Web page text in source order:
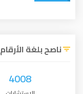
ناصح بلغة الأرقام
4008